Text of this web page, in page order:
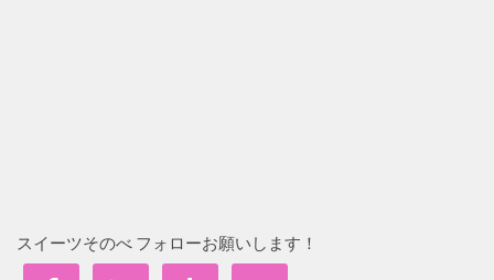
スイーツそのべ フォローお願いします！